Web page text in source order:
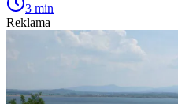
3 min
Reklama